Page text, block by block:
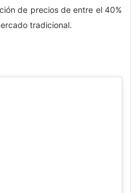
de precios de entre el 40%
tradicional.